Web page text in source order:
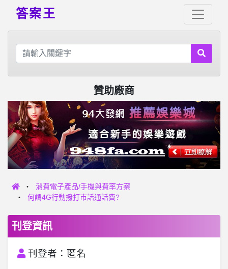
答案王
贊助廠商
消費電子產品/手機與費率方案
何謂4G行動撥打市話通話費?
刊登資訊
刊登者：匿名